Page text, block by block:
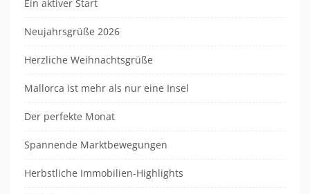
Ein aktiver Start
Neujahrsgrüße 2026
Herzliche Weihnachtsgrüße
Mallorca ist mehr als nur eine Insel
Der perfekte Monat
Spannende Marktbewegungen
Herbstliche Immobilien-Highlights